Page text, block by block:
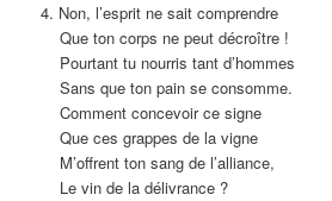
4. Non, l’esprit ne sait comprendre
Que ton corps ne peut décroître !
Pourtant tu nourris tant d’hommes
Sans que ton pain se consomme.
Comment concevoir ce signe
Que ces grappes de la vigne
M’offrent ton sang de l’alliance,
Le vin de la délivrance ?